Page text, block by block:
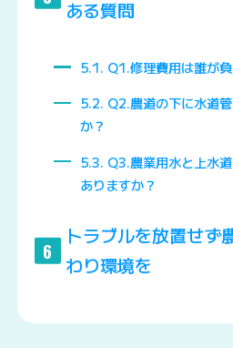
ある質問
5.1 Q1.修理費用は誰が
5.2 Q2.農道の下に水道
か？
5.3 Q3.農業用水と上水
ありますか？
6
トラブルを放置せず
わり環境を